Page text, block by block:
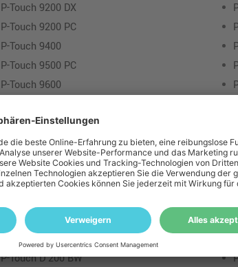
P-Touch 9200 DX
P-Touch 9200 PC
P-Touch 9400
P-Touch 9500 PC
P-Touch 9600
P-Touch 9800 PCN
P-Touch Cube
P-Touch Cube Pro
P-Touch Cube Pro E 720 BT
P-Touch Cube plus
P-Touch D 200
P-Touch D 200 BW